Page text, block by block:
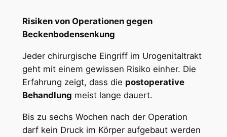
Risiken von Operationen gegen
Beckenbodensenkung
Jeder chirurgische Eingriff im Urogenitaltrakt
geht mit einem gewissen Risiko einher. Die
Erfahrung zeigt, dass die postoperative
Behandlung meist lange dauert.
Bis zu sechs Wochen nach der Operation
darf kein Druck im Körper aufgebaut werden